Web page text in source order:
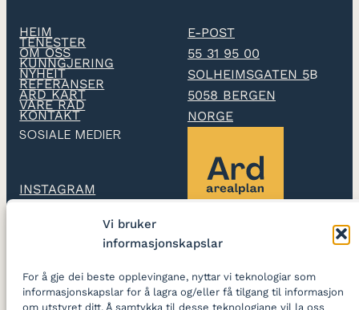
Vi bruker
informasjonskapslar
For å gje dei beste opplevingane, nyttar vi teknologiar som
informasjonskapslar for å lagra og/eller få tilgang til informasjon
om utstyret ditt. Å samtykka til desse teknologiane vil la oss
HEIM
TENESTER
OM OSS
KUNNGJERING
NYHEIT
REFERANSER
ARD KART
VÅRE RÅD
KONTAKT
E-POST
55 31 95 00
SOLHEIMSGATEN 5B
5058 BERGEN
NORGE
SOSIALE MEDIER
INSTAGRAM
Ard arealplan
reguleringsplanar og